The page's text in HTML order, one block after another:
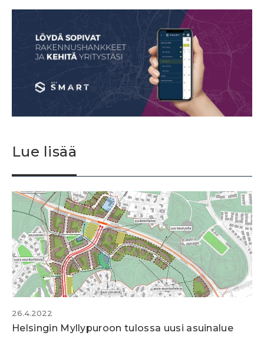
Lue lisää
26.4.2022
Helsingin Myllypuroon tulossa uusi asuinalue